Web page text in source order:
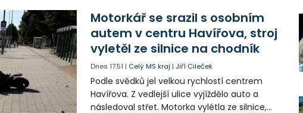
Motorkář se srazil s osobním
autem v centru Havířova, stroj
vyletěl ze silnice na chodník
Dnes 17:51 | Celý MS kraj |Jiří Cileček
Podle svědků jel velkou rychlostí centrem
Havířova. Z vedlejší ulice vyjíždělo auto a
následoval střet. Motorka vylétla ze silnice,